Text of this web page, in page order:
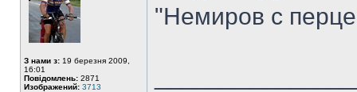
З нами з: 19 березня 2009,
16:01
Повідомлень: 2871
Изображений: 3713
"Немиров с